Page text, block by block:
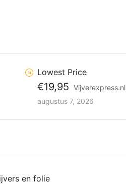
Lowest Price
€19,95 Vijverexpress.nl
augustus 7, 2026
en folie